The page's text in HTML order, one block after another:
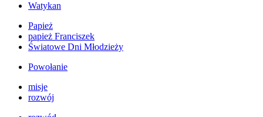
Watykan
Papież
papież Franciszek
Światowe Dni Młodzieży
Powołanie
misje
rozwój